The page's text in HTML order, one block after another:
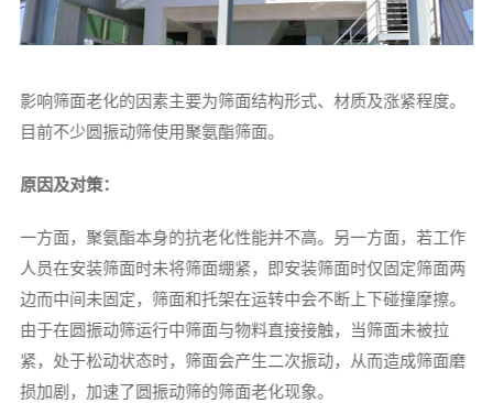
影响筛面老化的因素主要为筛面结构形式、材质及涨紧程度。
目前不少圆振动筛使用聚氨酯筛面。
原因及对策：
一方面，聚氨酯本身的抗老化性能并不高。另一方面，若工作
人员在安装筛面时未将筛面绷紧，即安装筛面时仅固定筛面两
边而中间未固定，筛面和托架在运转中会不断上下碰撞摩擦。
由于在圆振动筛运行中筛面与物料直接接触，当筛面未被拉
紧，处于松动状态时，筛面会产生二次振动，从而造成筛面磨
损加剧，加速了圆振动筛的筛面老化现象。